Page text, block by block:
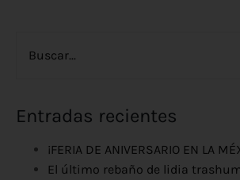
Entradas recientes
¡FERIA DE ANIVERSARIO EN LA
El último rebaño de lidia